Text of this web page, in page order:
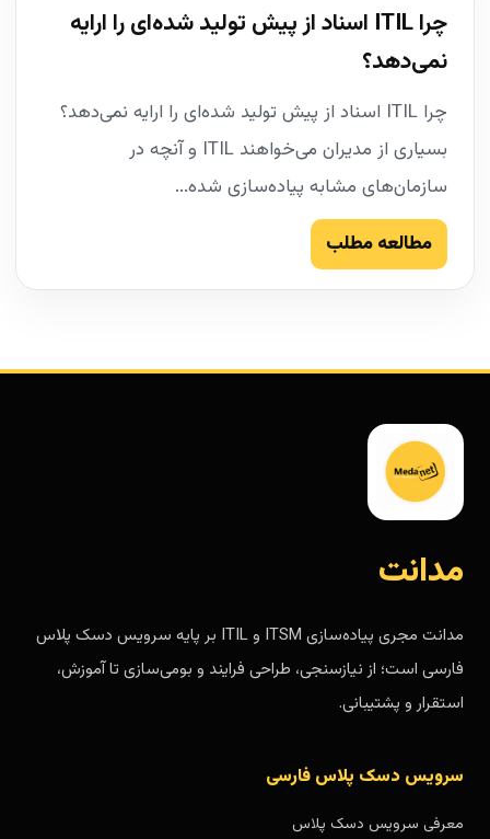
چرا ITIL اسناد از پیش تولید شده‌ای را ارایه
نمی‌دهد؟
چرا ITIL اسناد از پیش تولید شده‌ای را ارایه نمی‌دهد؟
بسیاری از مدیران می‌خواهند ITIL و آنچه در
سازمان‌های مشابه پیاده‌سازی شده...
مطالعه مطلب
مدانت
مدانت مجری پیاده‌سازی ITSM و ITIL بر پایه سرویس دسک پلاس
فارسی است؛ از نیازسنجی، طراحی فرایند و بومی‌سازی تا آموزش،
استقرار و پشتیبانی.
سرویس دسک پلاس فارسی
معرفی سرویس دسک پلاس